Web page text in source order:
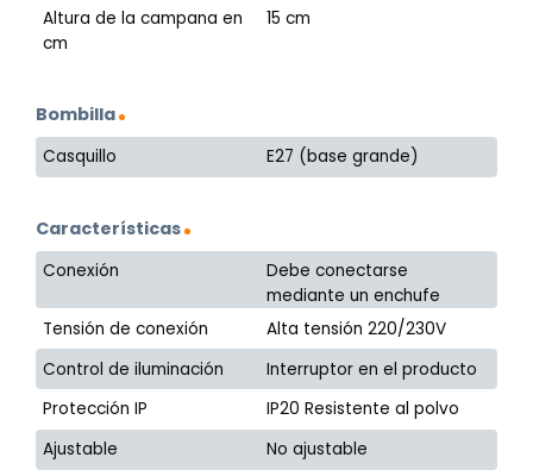
Altura de la campana en
cm
15 cm
Bombilla
Casquillo E27 (base grande)
Características
Conexión
Debe conectarse
mediante un enchufe
Tensión de conexión
Alta tensión 220/230V
Control de iluminación
Interruptor en el producto
Protección IP
IP20 Resistente al polvo
Ajustable
No ajustable